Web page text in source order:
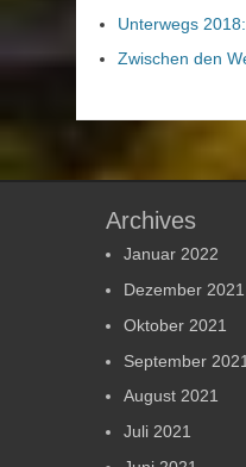
Unterwegs
Zwischen den
Archives
Januar 2022
Dezember 2021
Oktober 2021
September 2021
August 2021
Juli 2021